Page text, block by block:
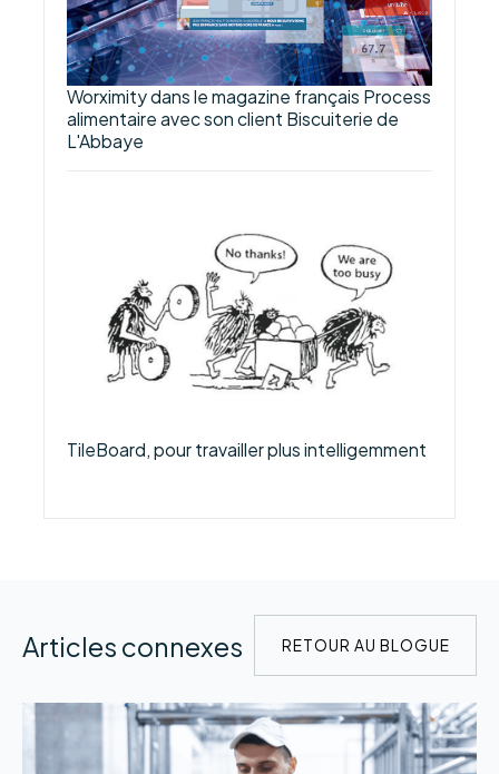
Worximity dans le magazine français Process
alimentaire avec son client Biscuiterie de
L'Abbaye
TileBoard, pour travailler plus intelligemment
Articles connexes RETOUR AU BLOGUE